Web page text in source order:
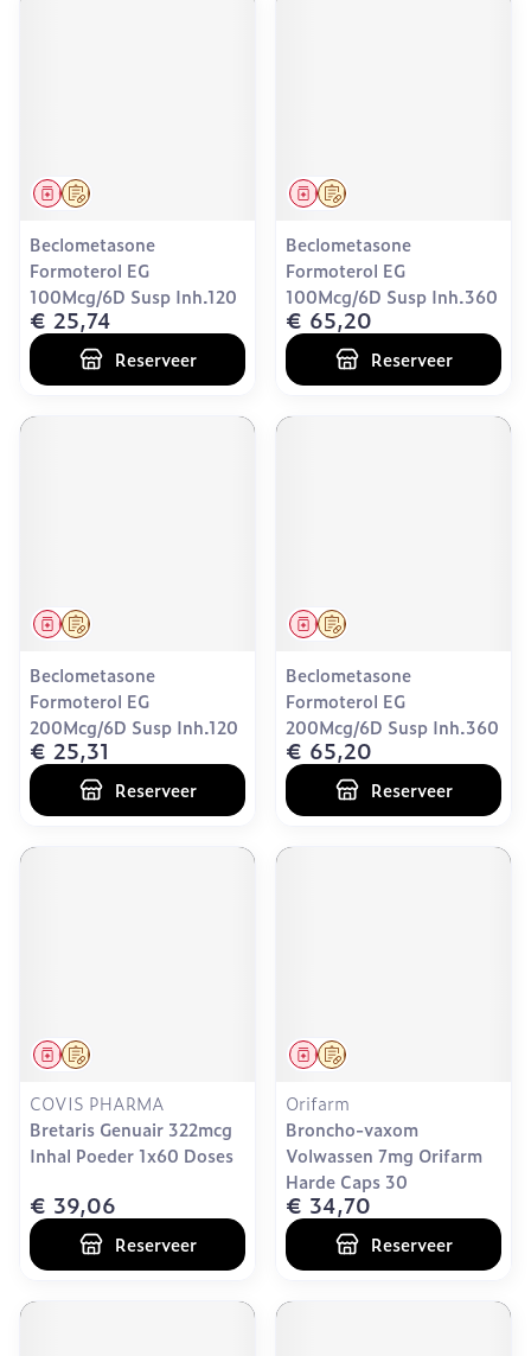
Op voorschrift
Geneesmiddel
Beclometasone
Formoterol EG
100Mcg/6D Susp Inh.120
€ 25,74
Reserveer
Op voorschrift
Geneesmiddel
Beclometasone
Formoterol EG
100Mcg/6D Susp Inh.360
€ 65,20
Reserveer
Op voorschrift
Geneesmiddel
Beclometasone
Formoterol EG
200Mcg/6D Susp Inh.120
€ 25,31
Reserveer
Op voorschrift
Geneesmiddel
Beclometasone
Formoterol EG
200Mcg/6D Susp Inh.360
€ 65,20
Reserveer
Op voorschrift
Geneesmiddel
COVIS PHARMA
Bretaris Genuair 322mcg
Inhal Poeder 1x60 Doses
€ 39,06
Reserveer
Op voorschrift
Geneesmiddel
Orifarm
Broncho-vaxom
Volwassen 7mg Orifarm
Harde Caps 30
€ 34,70
Reserveer